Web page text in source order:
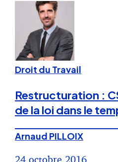
Droit du Travail
Restructuration :
de la loi dans le
Arnaud PILLOIX
24 octobre 2016